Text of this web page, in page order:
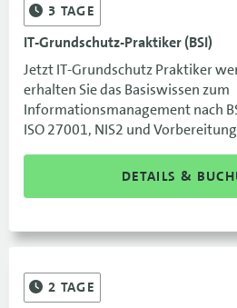
3 TAGE
IT-Grundschutz-Praktiker (BSI)
Jetzt IT-Grundschutz Praktiker
erhalten Sie das Basiswissen zum
Informationsmanagement nach
ISO 27001, NIS2 und
DETAILS &
2 TAGE